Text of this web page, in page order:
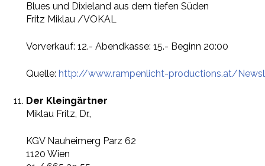
Blues und Dixieland aus dem tiefen Süden
Fritz Miklau /VOKAL
Vorverkauf: 12.- Abendkasse: 15.- Beginn 20:00
Quelle: http://www.rampenlicht-productions.at/
Der Kleingärtner
Miklau Fritz, Dr.,
KGV Nauheimerg Parz 62
1120 Wien